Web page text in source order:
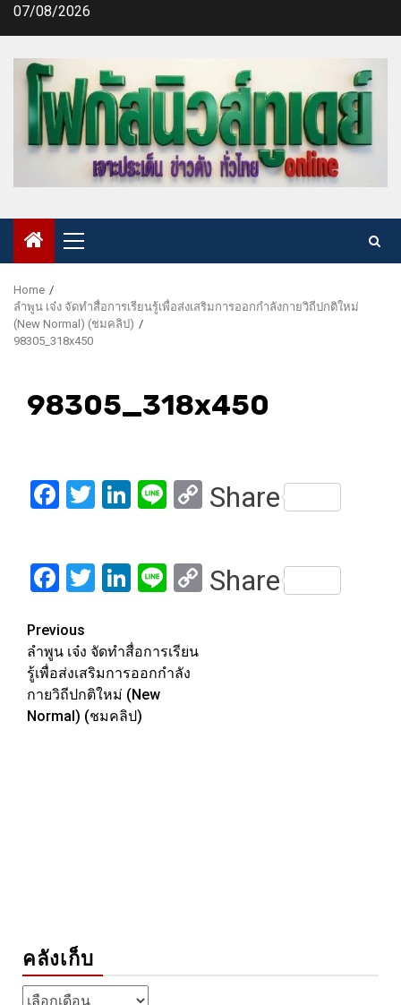
Skip07/08/2026
Primary
Menu
Home
ลำพูน เจ๋ง จัดทำสื่อการเรียนรู้เพื่อส่งเสริมการออกกำลังกายวิถีปกติใหม่
(New Normal) (ชมคลิป)
98305_318x450
98305_318x450
Facebook
Twitter
LinkedIn
LineCopy
Share
Facebook
Twitter
LinkedIn
LineCopy
Share
Post
navigation
Previous
ลำพูน เจ๋ง จัดทำสื่อการเรียน
รู้เพื่อส่งเสริมการออกกำลัง
กายวิถีปกติใหม่ (New
Normal) (ชมคลิป)
คลังเก็บ
คลัง